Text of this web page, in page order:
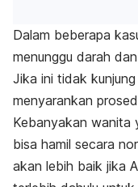
Dalam beberapa
menunggu darah
Jika ini tidak
menyarankan
Kebanyakan wanita
bisa hamil secara
akan lebih baik jika